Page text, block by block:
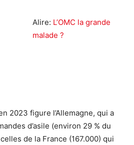
Alire: L’OMC la grande
malade ?
2023 figure l’Allemagne, qui a
d’asile (environ 29 % du
de la France (167.000) qui